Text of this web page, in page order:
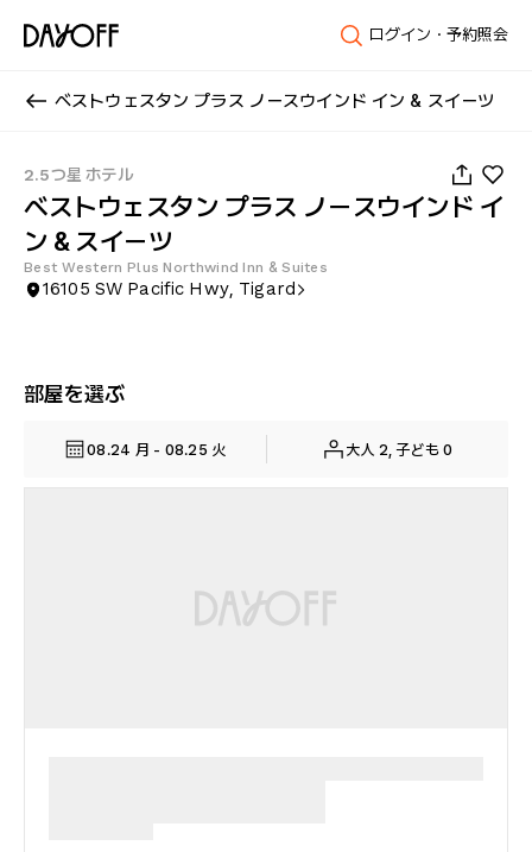
ログイン・予約照会
ベストウェスタン プラス ノースウインド イン & スイーツ
2.5つ星 ホテル
ベストウェスタン プラス ノースウインド イ
ン & スイーツ
Best Western Plus Northwind Inn & Suites
16105 SW Pacific Hwy, Tigard
部屋を選ぶ
08.24 月 - 08.25 火 大人 2, 子ども 0